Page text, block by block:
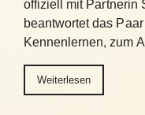
offiziell mit Partnerin
beantwortet das
Kennenlernen, zum
Weiterlesen